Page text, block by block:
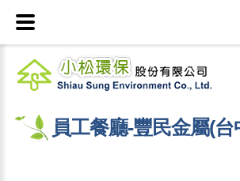
員工餐廳-豐民金屬(台